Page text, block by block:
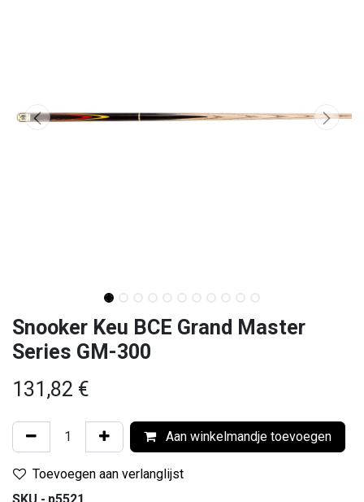
Snooker Keu BCE Grand Master
Series GM-300
131,82 €
Aan winkelmandje toevoegen
Toevoegen aan verlanglijst